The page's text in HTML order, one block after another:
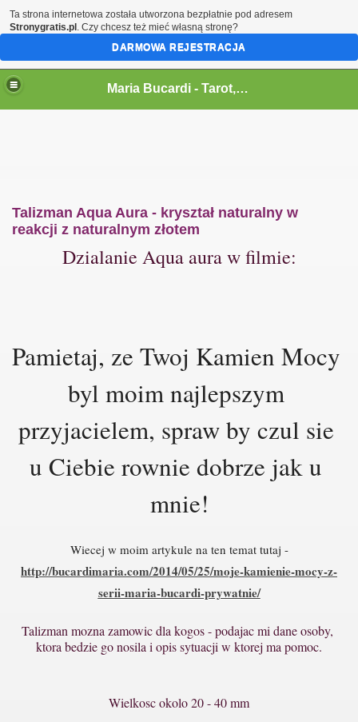
Maria Bucardi,magia,tarot,jasnowidz,rytualy,czary,terapeutka
Maria Bucardi - Tarot,wrozka,wrozba,wrozenie,magia milosna,jasnowidz,rytualy magiczne,karty,talizmany,amulety,wampiry en
Talizman Aqua Aura - kryształ naturalny w
reakcji z naturalnym złotem
Dzialanie Aqua aura w filmie:
Pamietaj, ze Twoj Kamien Mocy
byl moim najlepszym
przyjacielem, spraw by czul sie
u Ciebie rownie dobrze jak u
mnie!
Wiecej w moim artykule na ten temat tutaj -
http://bucardimaria.com/2014/05/25/moje-kamienie-mocy-z-
serii-maria-bucardi-prywatnie/
Talizman mozna zamowic dla kogos - podajac mi dane osoby,
ktora bedzie go nosila i opis sytuacji w ktorej ma pomoc.
Wielkosc okolo 20 - 40 mm
Ta strona internetowa została utworzona bezpłatnie pod adresem
Stronygratis.pl . Czy chcesz też mieć własną stronę?
DARMOWA REJESTRACJA